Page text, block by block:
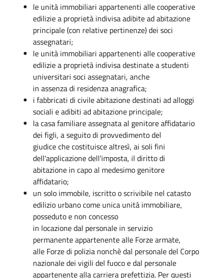
le unità immobiliari appartenenti alle cooperative
edilizie a proprietà indivisa adibite ad abitazione
principale (con relative pertinenze) dei soci
assegnatari;
le unità immobiliari appartenenti alle cooperative
edilizie a proprietà indivisa destinate a studenti
universitari soci assegnatari, anche
in assenza di residenza anagrafica;
i fabbricati di civile abitazione destinati ad alloggi
sociali e adibiti ad abitazione principale;
la casa familiare assegnata al genitore affidatario
dei figli, a seguito di provvedimento del
giudice che costituisce altresì, ai soli fini
dell'applicazione dell'imposta, il diritto di
abitazione in capo al medesimo genitore
affidatario;
un solo immobile, iscritto o scrivibile nel catasto
edilizio urbano come unica unità immobiliare,
posseduto e non concesso
in locazione dal personale in servizio
permanente appartenente alle Forze armate,
alle Forze di polizia nonchè dal personale del Corpo
nazionale dei vigili del fuoco e dal personale
appartenente alla carriera prefettizia. Per questi